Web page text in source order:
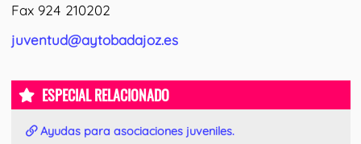
Fax 924 210202
juventud@aytobadajoz.es
ESPECIAL RELACIONADO
Ayudas para asociaciones juveniles.